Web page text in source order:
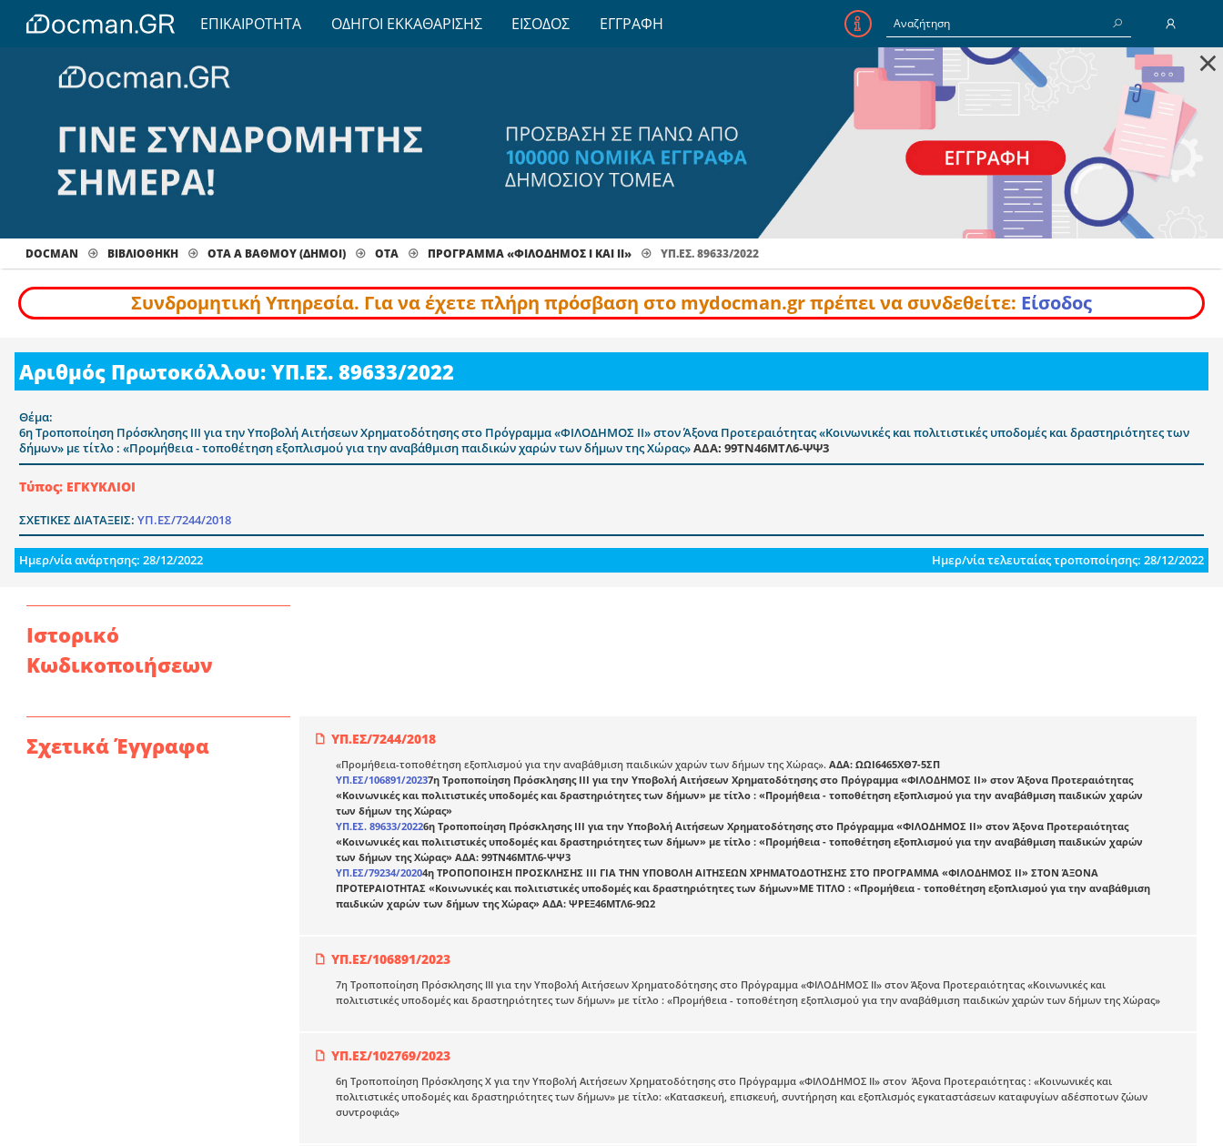
ΕΠΙΚΑΙΡΟΤΗΤΑ ΟΔΗΓΟΙ ΕΚΚΑΘΑΡΙΣΗΣ ΕΙΣΟΔΟΣ ΕΓΓΡΑΦΗ
E-Mail
Κωδικός
Να με θυμάσαι
×
DOCMAN ΒΙΒΛΙΟΘΗΚΗ ΟΤΑ Α ΒΑΘΜΟΥ (ΔΗΜΟΙ) ΟΤΑ ΠΡΌΓΡΑΜΜΑ «ΦΙΛΟΔΗΜΟΣ Ι ΚΑΙ ΙΙ» ΥΠ.ΕΣ. 89633/2022
Συνδρομητική Υπηρεσία. Για να έχετε πλήρη πρόσβαση στο mydocman.gr πρέπει να συνδεθείτε: Είσοδος
Αριθμός Πρωτοκόλλου: ΥΠ.ΕΣ. 89633/2022
Θέμα:
6η Τροποποίηση Πρόσκλησης IΙΙ για την Υποβολή Αιτήσεων Χρηματοδότησης στο Πρόγραμμα «ΦΙΛΟΔΗΜΟΣ ΙΙ» στον Άξονα Προτεραιότητας «Κοινωνικές και πολιτιστικές υποδομές και δραστηριότητες των
δήμων» με τίτλο : «Προμήθεια - τοποθέτηση εξοπλισμού για την αναβάθμιση παιδικών χαρών των δήμων της Χώρας»ΑΔΑ: 99ΤΝ46ΜΤΛ6-ΨΨ3
Τύπος: ΕΓΚΥΚΛΙΟΙ
ΣΧΕΤΙΚΕΣ ΔΙΑΤΑΞΕΙΣ: ΥΠ.ΕΣ/7244/2018
Ημερ/νία ανάρτησης: 28/12/2022 Ημερ/νία τελευταίας τροποποίησης: 28/12/2022
Ιστορικό
Κωδικοποιήσεων
Σχετικά Έγγραφα ΥΠ.ΕΣ/7244/2018
«Προμήθεια-τοποθέτηση εξοπλισμού για την αναβάθμιση παιδικών χαρών των δήμων της Χώρας». ΑΔΑ: ΩΩΙ6465ΧΘ7-5ΣΠ
ΥΠ.ΕΣ/106891/20237η Τροποποίηση Πρόσκλησης III για την Υποβολή Αιτήσεων Χρηματοδότησης στο Πρόγραμμα «ΦΙΛΟΔΗΜΟΣ II» στον Άξονα Προτεραιότητας
«Κοινωνικές και πολιτιστικές υποδομές και δραστηριότητες των δήμων» με τίτλο : «Προμήθεια - τοποθέτηση εξοπλισμού για την αναβάθμιση παιδικών χαρών
των δήμων της Χώρας»
ΥΠ.ΕΣ. 89633/20226η Τροποποίηση Πρόσκλησης IΙΙ για την Υποβολή Αιτήσεων Χρηματοδότησης στο Πρόγραμμα «ΦΙΛΟΔΗΜΟΣ ΙΙ» στον Άξονα Προτεραιότητας
«Κοινωνικές και πολιτιστικές υποδομές και δραστηριότητες των δήμων» με τίτλο : «Προμήθεια - τοποθέτηση εξοπλισμού για την αναβάθμιση παιδικών χαρών
των δήμων της Χώρας» ΑΔΑ: 99ΤΝ46ΜΤΛ6-ΨΨ3
ΥΠ.ΕΣ/79234/20204η ΤΡΟΠΟΠΟΙΗΣΗ ΠΡΟΣΚΛΗΣΗΣ ΙII ΓΙΑ ΤΗΝ ΥΠΟΒΟΛΗ ΑΙΤΗΣΕΩΝ ΧΡΗΜΑΤΟΔΟΤΗΣΗΣ ΣΤΟ ΠΡΟΓΡΑΜΜΑ «ΦΙΛΟΔΗΜΟΣ ΙΙ» ΣΤΟΝ ΆΞΟΝΑ
ΠΡΟΤΕΡΑΙΟΤΗΤΑΣ «Κοινωνικές και πολιτιστικές υποδομές και δραστηριότητες των δήμων»ΜΕ ΤΙΤΛΟ : «Προμήθεια - τοποθέτηση εξοπλισμού για την αναβάθμιση
παιδικών χαρών των δήμων της Χώρας» ΑΔΑ: ΨΡΕΞ46ΜΤΛ6-9Ω2
ΥΠ.ΕΣ/106891/2023
7η Τροποποίηση Πρόσκλησης III για την Υποβολή Αιτήσεων Χρηματοδότησης στο Πρόγραμμα «ΦΙΛΟΔΗΜΟΣ II» στον Άξονα Προτεραιότητας «Κοινωνικές και
πολιτιστικές υποδομές και δραστηριότητες των δήμων» με τίτλο : «Προμήθεια - τοποθέτηση εξοπλισμού για την αναβάθμιση παιδικών χαρών των δήμων της Χώρας»
ΥΠ.ΕΣ/102769/2023
6η Τροποποίηση Πρόσκλησης X για την Υποβολή Αιτήσεων Χρηματοδότησης στο Πρόγραμμα «ΦΙΛΟΔΗΜΟΣ ΙI» στον Άξονα Προτεραιότητας : «Κοινωνικές και
πολιτιστικές υποδομές και δραστηριότητες των δήμων» με τίτλο: «Κατασκευή, επισκευή, συντήρηση και εξοπλισμός εγκαταστάσεων καταφυγίων αδέσποτων ζώων
συντροφιάς»